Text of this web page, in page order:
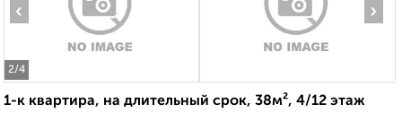
2/4
‹ ›
1-к квартира, на длительный срок, 38м², 4/12 этаж